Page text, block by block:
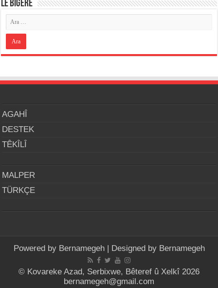
LÊ BIGERE
AGAHÎ
DESTEK
TÊKÎLÎ
MALPER
TÜRKÇE
Powered by Bernamegeh| Designed by Bernamegeh
© Kovareke Azad, Serbixwe, Bêteref û Xelkî 2026
bernamegeh@gmail.com